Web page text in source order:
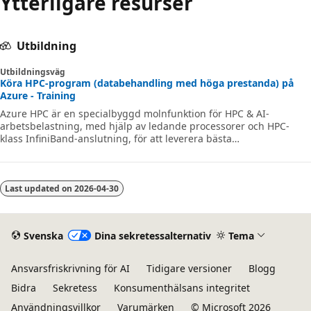
Utbildning
Utbildningsväg
Köra HPC-program (databehandling med höga prestanda) på
Azure - Training
Azure HPC är en specialbyggd molnfunktion för HPC & AI-
arbetsbelastning, med hjälp av ledande processorer och HPC-
klass InfiniBand-anslutning, för att leverera bästa
användarna frigöra innovation, produktivitet och affärsflexialitet
dynamiskt när dina affärs- och tekniska behov ändras. Den här
utbildningsvägen är en serie moduler som hjälper dig att komma
igång med Azure HPC – du kan väl
Last updated on 2026-04-30
Svenska Dina sekretessalternativ Tema
Ansvarsfriskrivning för AI Tidigare versioner
Blogg
Bidra
Sekretess
Konsumenthälsans integritet
Användningsvillkor
Varumärken © Microsoft 2026